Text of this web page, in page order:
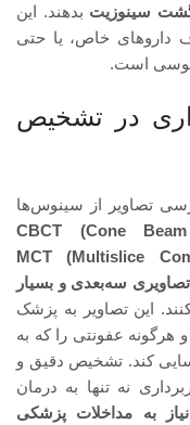
سینوزیت بدهند. این
داروهای خاص، یا حتی
است.
در تشخیص
تصاویر از سینوس‌ها
CBCT (Cone Beam
MCT (Multislice
تصاویری سه‌بعدی و بسیار
این تصاویر به پزشک
و هرگونه عفونتی را که به
کند. تشخیص دقیق و
نه تنها به درمان
نیاز به مداخلات پزشکی